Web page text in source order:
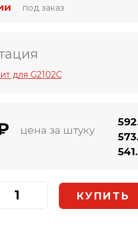
под заказ
для G2102C
цена за штуку